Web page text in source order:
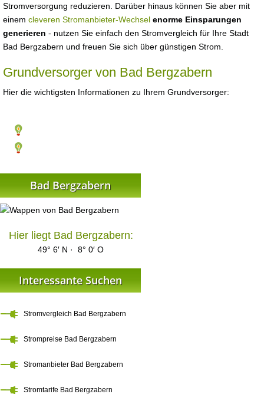
Stromversorgung reduzieren. Darüber hinaus können Sie aber mit
einem cleveren Stromanbieter-Wechsel enorme Einsparungen
generieren - nutzen Sie einfach den Stromvergleich für Ihre Stadt
Bad Bergzabern und freuen Sie sich über günstigen Strom.
Grundversorger von Bad Bergzabern
Hier die wichtigsten Informationen zu Ihrem Grundversorger:
Bad Bergzabern
Hier liegt Bad Bergzabern:
49° 6′ N · 8° 0′ O
Interessante Suchen
Stromvergleich Bad Bergzabern
Strompreise Bad Bergzabern
Stromanbieter Bad Bergzabern
Stromtarife Bad Bergzabern